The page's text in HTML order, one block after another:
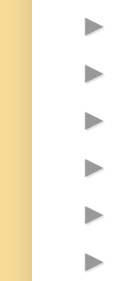
►
►
►
►
►